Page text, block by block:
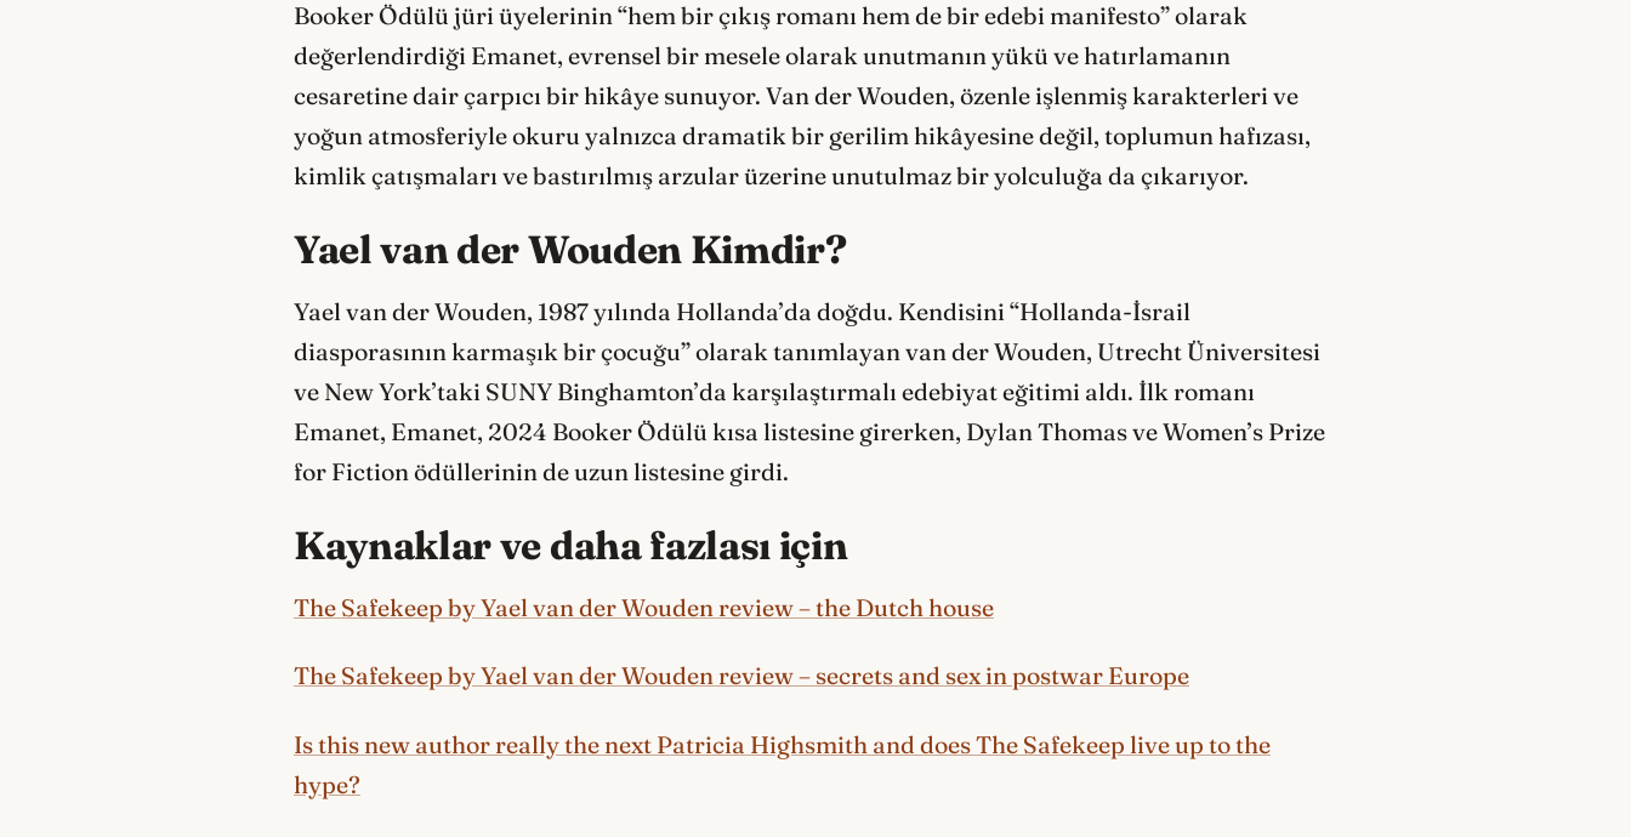
Booker Ödülü jüri üyelerinin “hem bir çıkış romanı hem de bir edebi manifesto” olarak
değerlendirdiği Emanet, evrensel bir mesele olarak unutmanın yükü ve hatırlamanın
cesaretine dair çarpıcı bir hikâye sunuyor. Van der Wouden, özenle işlenmiş karakterleri ve
yoğun atmosferiyle okuru yalnızca dramatik bir gerilim hikâyesine değil, toplumun hafızası,
kimlik çatışmaları ve bastırılmış arzular üzerine unutulmaz bir yolculuğa da çıkarıyor.
Yael van der Wouden Kimdir?
Yael van der Wouden, 1987 yılında Hollanda’da doğdu. Kendisini “Hollanda-İsrail
diasporasının karmaşık bir çocuğu” olarak tanımlayan van der Wouden, Utrecht Üniversitesi
ve New York’taki SUNY Binghamton’da karşılaştırmalı edebiyat eğitimi aldı. İlk romanı
Emanet, Emanet, 2024 Booker Ödülü kısa listesine girerken, Dylan Thomas ve Women’s Prize
for Fiction ödüllerinin de uzun listesine girdi.
Kaynaklar ve daha fazlası için
The Safekeep by Yael van der Wouden review – the Dutch house
The Safekeep by Yael van der Wouden review – secrets and sex in postwar Europe
Is this new author really the next Patricia Highsmith and does The Safekeep live up to the
hype?